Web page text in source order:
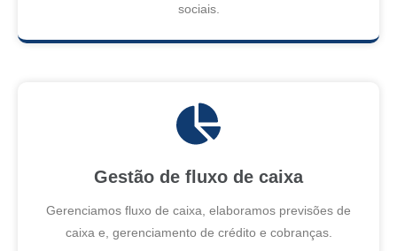
sociais.
Gestão de fluxo de caixa
Gerenciamos fluxo de caixa, elaboramos previsões de
caixa e, gerenciamento de crédito e cobranças.